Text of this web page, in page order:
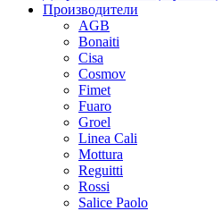
Производители
AGB
Bonaiti
Cisa
Cosmov
Fimet
Fuaro
Groel
Linea Cali
Mottura
Reguitti
Rossi
Salice Paolo